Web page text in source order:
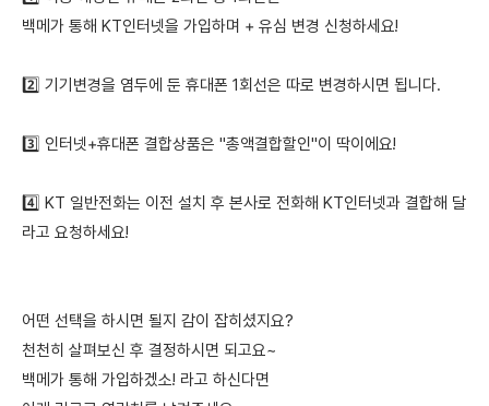
백메가 통해 KT인터넷을 가입하며 + 유심 변경 신청하세요!
2️⃣ 기기변경을 염두에 둔 휴대폰 1회선은 따로 변경하시면 됩니다.
3️⃣ 인터넷+휴대폰 결합상품은 "총액결합할인"이 딱이에요!
4️⃣ KT 일반전화는 이전 설치 후 본사로 전화해 KT인터넷과 결합해 달
라고 요청하세요!
어떤 선택을 하시면 될지 감이 잡히셨지요?
천천히 살펴보신 후 결정하시면 되고요~
백메가 통해 가입하겠소! 라고 하신다면